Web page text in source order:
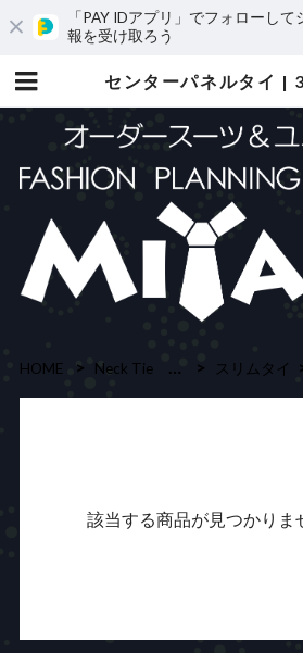
「PAY IDアプリ」でフォローし
報を受け取ろう
HOME Neck Tie (ネクタイ) スリムタイ
該当する商品が見つかりま